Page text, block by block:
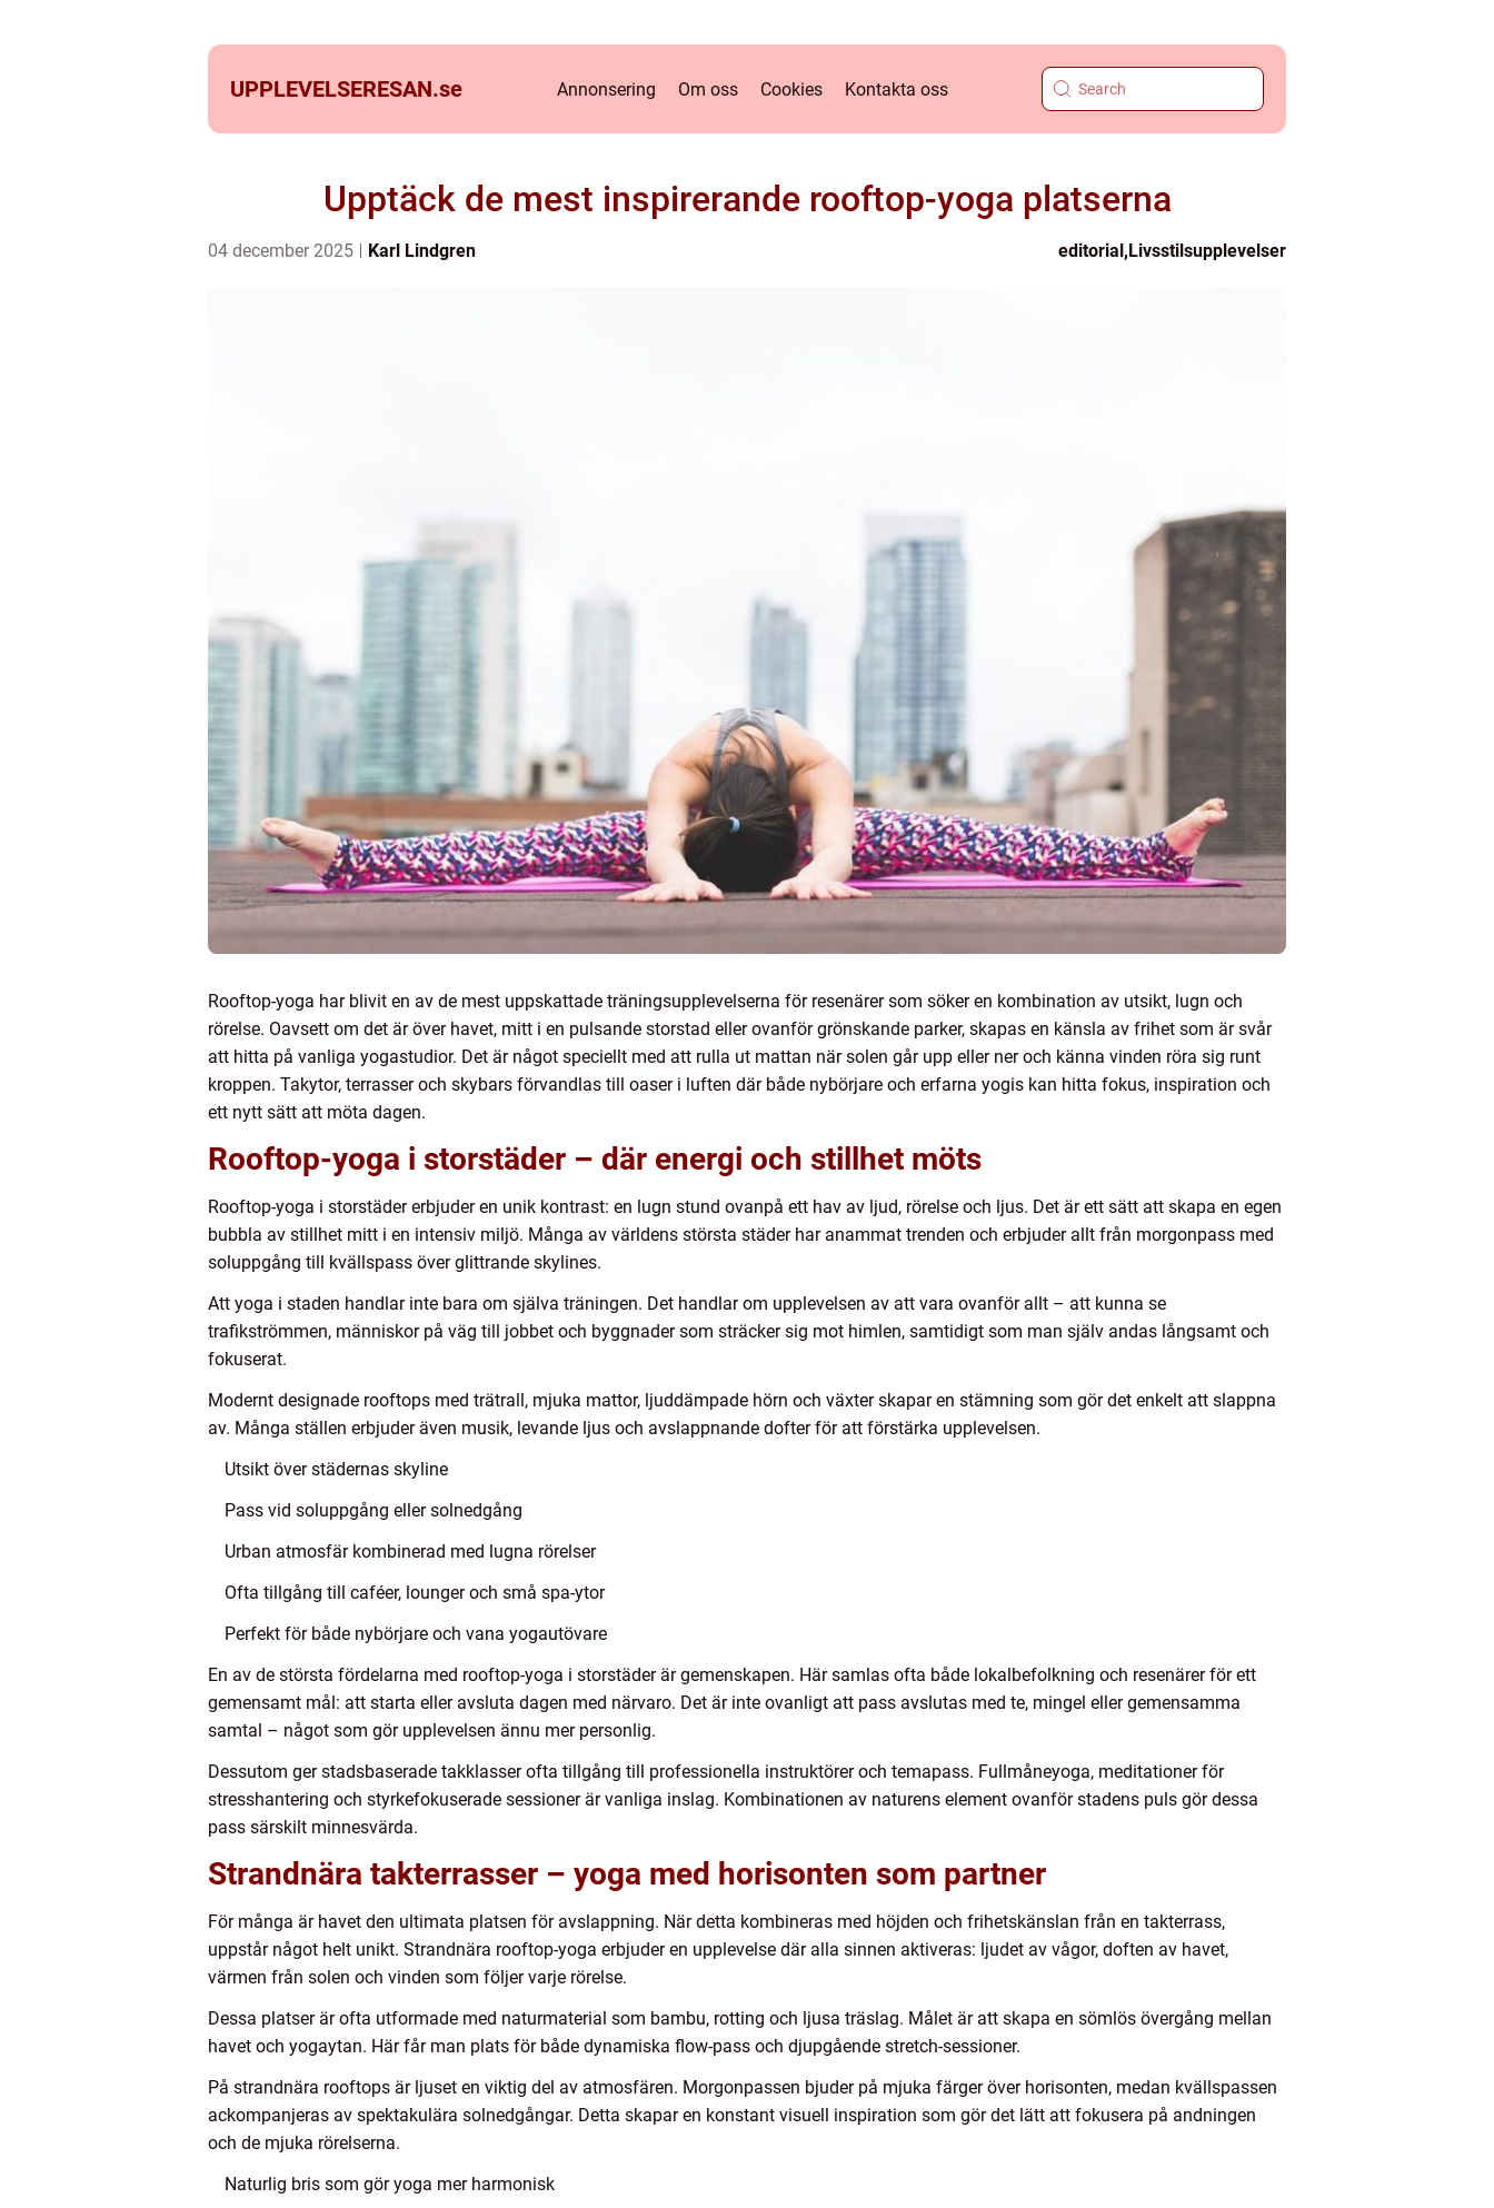
UPPLEVELSERESAN.se Annonsering Om oss Cookies Kontakta oss
Upptäck de mest inspirerande rooftop-yoga platserna
04 december 2025 Karl Lindgren editorial,Livsstilsupplevelser
Rooftop-yoga har blivit en av de mest uppskattade träningsupplevelserna för resenärer som söker en kombination av utsikt, lugn och
rörelse. Oavsett om det är över havet, mitt i en pulsande storstad eller ovanför grönskande parker, skapas en känsla av frihet som är svår
att hitta på vanliga yogastudior. Det är något speciellt med att rulla ut mattan när solen går upp eller ner och känna vinden röra sig runt
kroppen. Takytor, terrasser och skybars förvandlas till oaser i luften där både nybörjare och erfarna yogis kan hitta fokus, inspiration och
ett nytt sätt att möta dagen.
Rooftop-yoga i storstäder – där energi och stillhet möts
Rooftop-yoga i storstäder erbjuder en unik kontrast: en lugn stund ovanpå ett hav av ljud, rörelse och ljus. Det är ett sätt att skapa en egen
bubbla av stillhet mitt i en intensiv miljö. Många av världens största städer har anammat trenden och erbjuder allt från morgonpass med
soluppgång till kvällspass över glittrande skylines.
Att yoga i staden handlar inte bara om själva träningen. Det handlar om upplevelsen av att vara ovanför allt – att kunna se
trafikströmmen, människor på väg till jobbet och byggnader som sträcker sig mot himlen, samtidigt som man själv andas långsamt och
fokuserat.
Modernt designade rooftops med trätrall, mjuka mattor, ljuddämpade hörn och växter skapar en stämning som gör det enkelt att slappna
av. Många ställen erbjuder även musik, levande ljus och avslappnande dofter för att förstärka upplevelsen.
Utsikt över städernas skyline
Pass vid soluppgång eller solnedgång
Urban atmosfär kombinerad med lugna rörelser
Ofta tillgång till caféer, lounger och små spa-ytor
Perfekt för både nybörjare och vana yogautövare
En av de största fördelarna med rooftop-yoga i storstäder är gemenskapen. Här samlas ofta både lokalbefolkning och resenärer för ett
gemensamt mål: att starta eller avsluta dagen med närvaro. Det är inte ovanligt att pass avslutas med te, mingel eller gemensamma
samtal – något som gör upplevelsen ännu mer personlig.
Dessutom ger stadsbaserade takklasser ofta tillgång till professionella instruktörer och temapass. Fullmåneyoga, meditationer för
stresshantering och styrkefokuserade sessioner är vanliga inslag. Kombinationen av naturens element ovanför stadens puls gör dessa
pass särskilt minnesvärda.
Strandnära takterrasser – yoga med horisonten som partner
För många är havet den ultimata platsen för avslappning. När detta kombineras med höjden och frihetskänslan från en takterrass,
uppstår något helt unikt. Strandnära rooftop-yoga erbjuder en upplevelse där alla sinnen aktiveras: ljudet av vågor, doften av havet,
värmen från solen och vinden som följer varje rörelse.
Dessa platser är ofta utformade med naturmaterial som bambu, rotting och ljusa träslag. Målet är att skapa en sömlös övergång mellan
havet och yogaytan. Här får man plats för både dynamiska flow-pass och djupgående stretch-sessioner.
På strandnära rooftops är ljuset en viktig del av atmosfären. Morgonpassen bjuder på mjuka färger över horisonten, medan kvällspassen
ackompanjeras av spektakulära solnedgångar. Detta skapar en konstant visuell inspiration som gör det lätt att fokusera på andningen
och de mjuka rörelserna.
Naturlig bris som gör yoga mer harmonisk